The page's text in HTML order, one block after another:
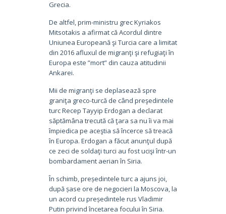
Grecia.
De altfel, prim-ministru grec Kyriakos
Mitsotakis a afirmat că Acordul dintre
Uniunea Europeană şi Turcia care a limitat
din 2016 afluxul de migranţi şi refugiaţi în
Europa este ”mort” din cauza atitudinii
Ankarei.
Mii de migranţi se deplasează spre
graniţa greco-turcă de când preşedintele
turc Recep Tayyip Erdogan a declarat
săptămâna trecută că ţara sa nu îi va mai
împiedica pe aceştia să încerce să treacă
în Europa. Erdogan a făcut anunţul după
ce zeci de soldaţi turci au fost ucişi într-un
bombardament aerian în Siria.
În schimb, președintele turc a ajuns joi,
după șase ore de negocieri la Moscova, la
un acord cu președintele rus Vladimir
Putin privind încetarea focului în Siria.